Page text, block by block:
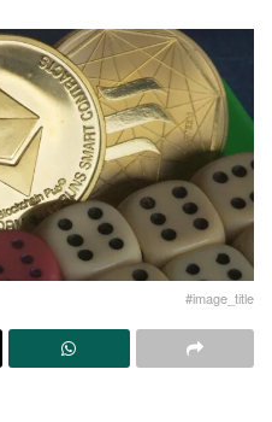
#image_title